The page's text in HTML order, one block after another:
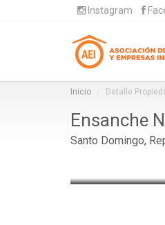
Instagram
Inicio Detalle
Ensanche
Santo Domingo,